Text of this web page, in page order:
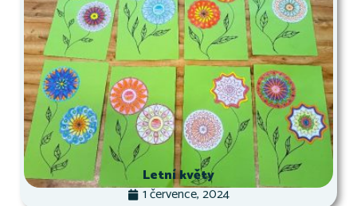
Letní květy
1 července, 2024